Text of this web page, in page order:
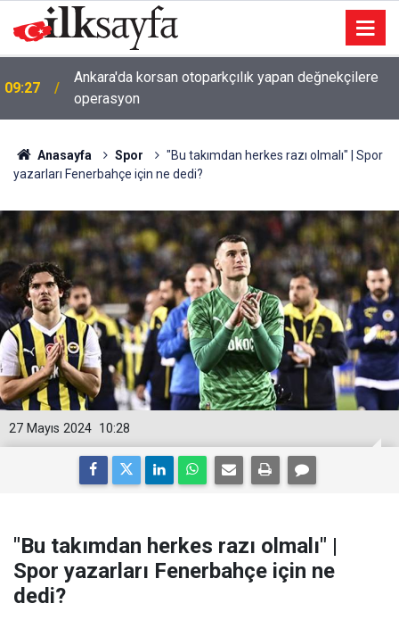
09:27
Ankara'da korsan otoparkçılık yapan değnekçilere
operasyon
Anasayfa Spor
"Bu takımdan herkes razı olmalı" | Spor
yazarları Fenerbahçe için ne dedi?
10:28
27 Mayıs 2024
"Bu takımdan herkes razı olmalı" |
Spor yazarları Fenerbahçe için ne
dedi?